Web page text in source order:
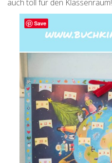
auch toll für den Klassenraum!
Save